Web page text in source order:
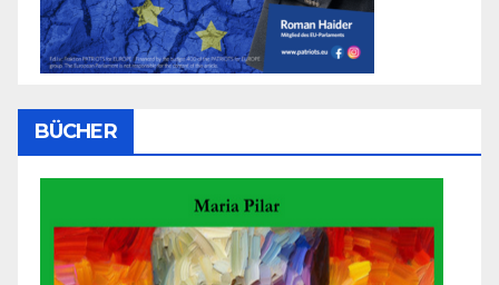
BÜCHER